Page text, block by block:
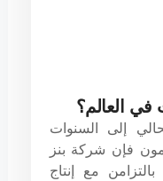
في العالم؟
إلى السنوات
فإن شركة بنز
مع إنتاج